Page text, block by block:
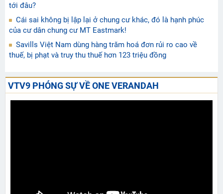
tới đâu?
Cái sai không bị lập lại ở chung cư khác, đó là hạnh phúc
của cư dân chung cư MT Eastmark!
Savills Việt Nam dùng hàng trăm hoá đơn rủi ro cao về
thuế, bị phạt và truy thu thuế hơn 123 triệu đồng
VTV9 PHÓNG SỰ VỀ ONE VERANDAH